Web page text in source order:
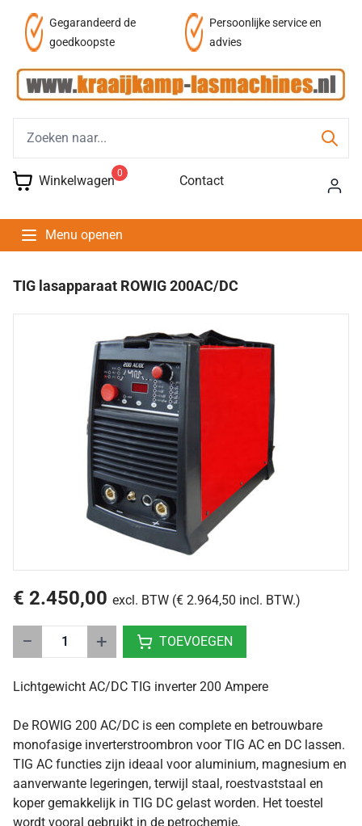
Gegarandeerd de
goedkoopste
Persoonlijke service en
advies
Winkelwagen 0 Contact
Menu openen
De ROWIG 200 AC/DC is een complete en betrouwbare
monofasige inverterstroombron voor TIG AC en DC lassen.
TIG AC functies zijn ideaal voor aluminium, magnesium en
aanverwante legeringen, terwijl staal, roestvaststaal en
koper gemakkelijk in TIG DC gelast worden. Het toestel
wordt vooral gebruikt in de petrochemie,
TIG lasapparaat ROWIG 200AC/DC
€ 2.450,00 excl. BTW (€ 2.964,50 incl. BTW.)
− + TOEVOEGEN
Lichtgewicht AC/DC TIG inverter 200 Ampere